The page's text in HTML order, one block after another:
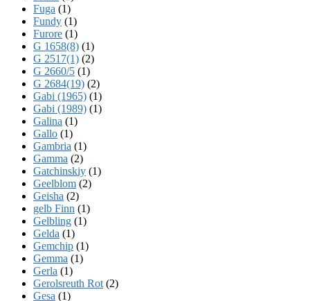
Fuga (1)
Fundy (1)
Furore (1)
G 1658(8) (1)
G 2517(1) (2)
G 2660/5 (1)
G 2684(19) (2)
Gabi (1965) (1)
Gabi (1989) (1)
Galina (1)
Gallo (1)
Gambria (1)
Gamma (2)
Gatchinskiy (1)
Geelblom (2)
Geisha (2)
gelb Finn (1)
Gelbling (1)
Gelda (1)
Gemchip (1)
Gemma (1)
Gerla (1)
Gerolsreuth Rot (2)
Gesa (1)